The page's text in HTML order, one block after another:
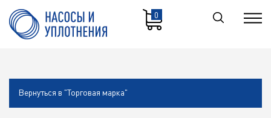
0
Вернуться в "Торговая марка"